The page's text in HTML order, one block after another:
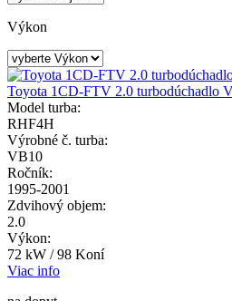
Výkon
Toyota 1CD-FTV 2.0 turbodúchadlo
Model turba:
RHF4H
Výrobné č. turba:
VB10
Ročník:
1995-2001
Zdvihový objem:
2.0
Výkon:
72 kW / 98 Koní
Viac info